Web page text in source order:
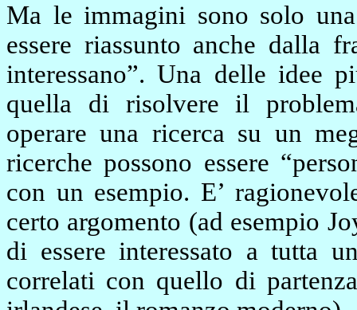
Ma le immagini sono solo
essere riassunto anche dalla
interessano”. Una delle idee
quella di risolvere il
operare una ricerca su un
ricerche possono essere
con un esempio. E’
certo argomento (ad esempio
di essere interessato a tutta
correlati con quello di